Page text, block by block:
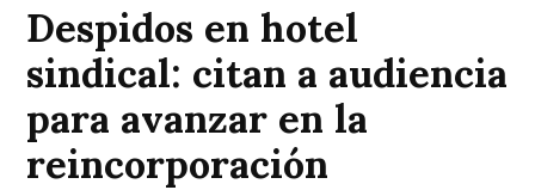
Despidos en hotel
sindical: citan a audiencia
para avanzar en la
reincorporación